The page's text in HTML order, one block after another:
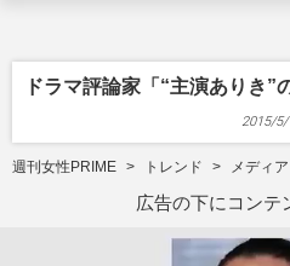
ドラマ評論家「“主演ありき”
2015/5/
週刊女性PRIME トレンド メディア
広告の下にコンテ